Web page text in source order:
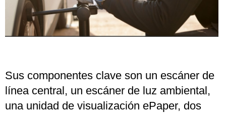
Sus componentes clave son un escáner de
línea central, un escáner de luz ambiental,
una unidad de visualización ePaper, dos